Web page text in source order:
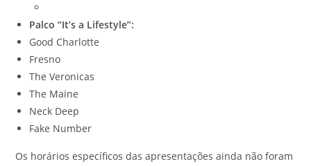
Palco “It’s a Lifestyle”:
Good Charlotte
Fresno
The Veronicas
The Maine
Neck Deep
Fake Number
Os horários específicos das apresentações ainda não foram